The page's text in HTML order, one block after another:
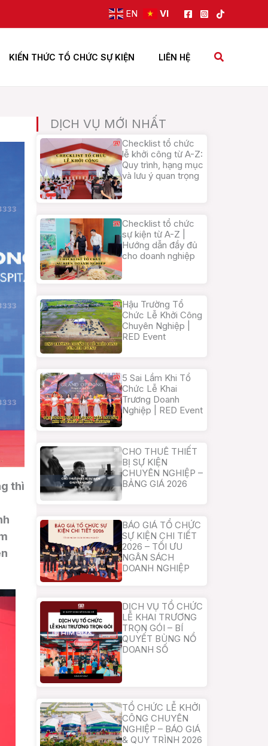
EN VI
KIẾN THỨC TỔ CHỨC SỰ KIỆN LIÊN HỆ
Tìm
thì
DỊCH VỤ MỚI NHẤT
Checklist tổ chức
lễ khởi công từ A-Z:
Quy trình, hạng mục
và lưu ý quan trọng
Checklist tổ chức
sự kiện từ A-Z |
Hướng dẫn đầy đủ
cho doanh nghiệp
Hậu Trường Tổ
Chức Lễ Khởi Công
Chuyên Nghiệp |
RED Event
5 Sai Lầm Khi Tổ
Chức Lễ Khai
Trương Doanh
Nghiệp | RED Event
CHO THUÊ THIẾT
BỊ SỰ KIỆN
CHUYÊN NGHIỆP –
BẢNG GIÁ 2026
BÁO GIÁ TỔ CHỨC
SỰ KIỆN CHI TIẾT
2026 – TỐI ƯU
NGÂN SÁCH
DOANH NGHIỆP
DỊCH VỤ TỔ CHỨC
LỄ KHAI TRƯƠNG
TRỌN GÓI – BÍ
QUYẾT BÙNG NỔ
DOANH SỐ
TỔ CHỨC LỄ KHỞI
CÔNG CHUYÊN
NGHIỆP – BÁO GIÁ
& QUY TRÌNH 2026